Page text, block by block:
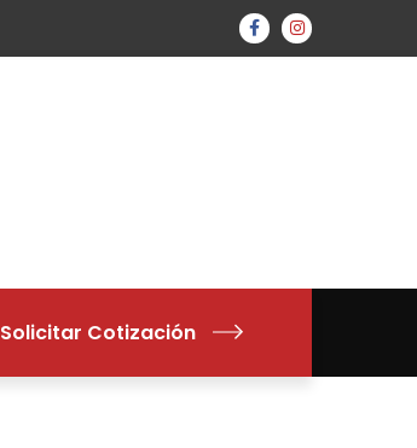
Solicitar Cotización